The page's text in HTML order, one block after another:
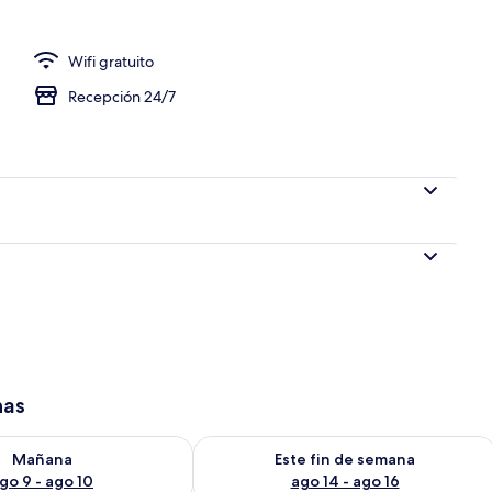
carta todos los días (con cargo)
Wifi gratuito
Recepción 24/7
Mañana
9 - ago 10
para mañana ago 9 - ago 10
Este fin de semana
ago 14 - ago 16
Consulta la disponibilidad para este